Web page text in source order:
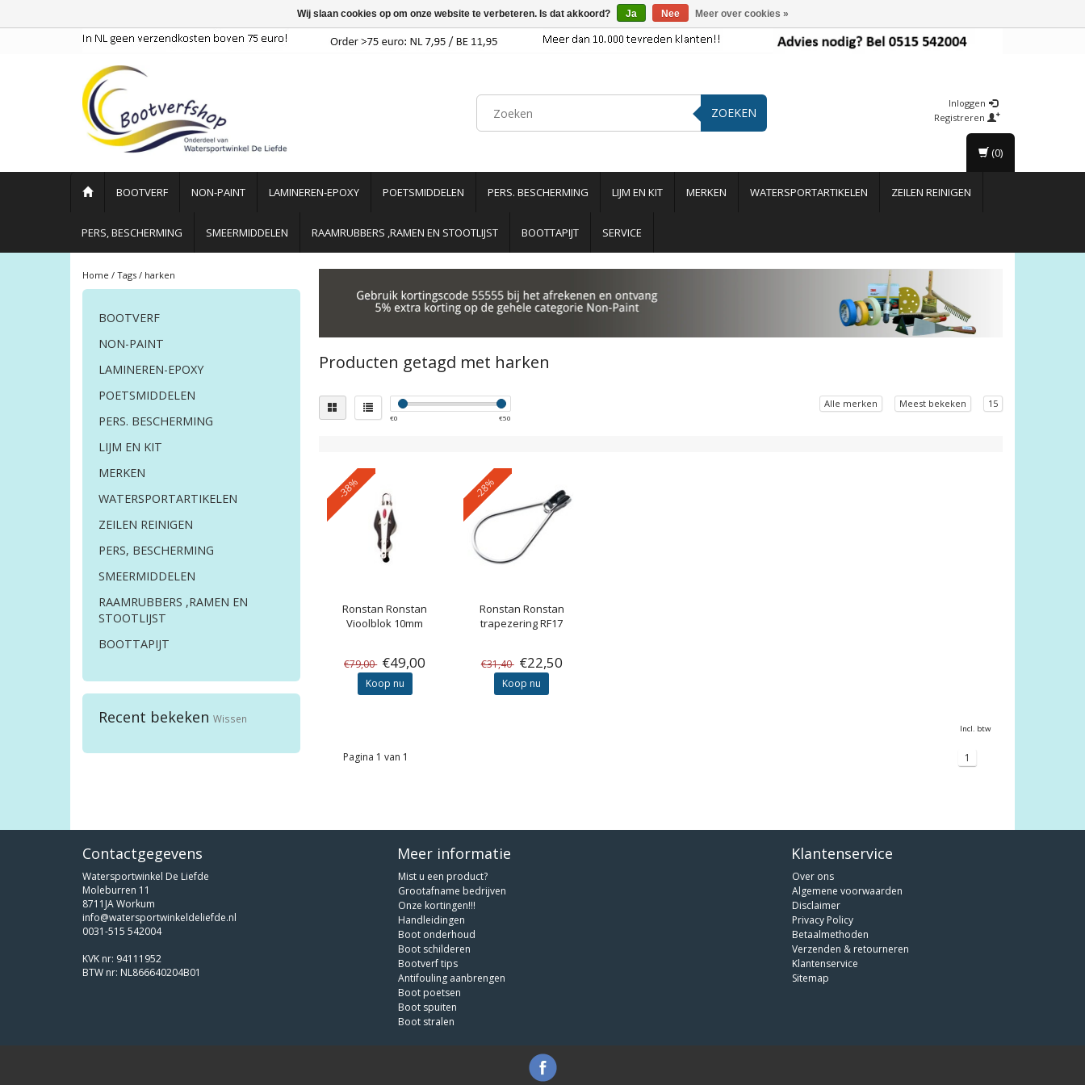
ZOEKEN
Inloggen
Registreren
BOOTVERF NON-PAINT LAMINEREN-EPOXY POETSMIDDELEN PERS. BESCHERMING LIJM EN KIT MERKEN WATERSPORTARTIKELEN ZEILEN REINIGEN
PERS, BESCHERMING SMEERMIDDELEN RAAMRUBBERS ,RAMEN EN STOOTLIJST BOOTTAPIJT SERVICE
(0)
Home / Tags / harken
BOOTVERF
NON-PAINT
LAMINEREN-EPOXY
POETSMIDDELEN
PERS. BESCHERMING
LIJM EN KIT
MERKEN
WATERSPORTARTIKELEN
ZEILEN REINIGEN
PERS, BESCHERMING
SMEERMIDDELEN
RAAMRUBBERS ,RAMEN EN
STOOTLIJST
BOOTTAPIJT
Recent bekeken Wissen
Producten getagd met harken
€0 €50
Alle merken Meest bekeken 15
-38%
Ronstan Ronstan
Vioolblok 10mm
€79,00 €49,00
Koop nu
-28%
Ronstan Ronstan
trapezering RF17
€31,40 €22,50
Koop nu
Incl. btw
Pagina 1 van 1 1
Contactgegevens
Watersportwinkel De Liefde
Moleburren 11
8711JA Workum
info@watersportwinkeldeliefde.nl
0031-515 542004
KVK nr: 94111952
BTW nr: NL866640204B01
Meer informatie
Mist u een product?
Grootafname bedrijven
Onze kortingen!!!
Handleidingen
Boot onderhoud
Boot schilderen
Bootverf tips
Antifouling aanbrengen
Boot poetsen
Boot spuiten
Boot stralen
Klantenservice
Over ons
Algemene voorwaarden
Disclaimer
Privacy Policy
Betaalmethoden
Verzenden & retourneren
Klantenservice
Sitemap
Wij slaan cookies op om onze website te verbeteren. Is dat akkoord? Ja Nee Meer over cookies »